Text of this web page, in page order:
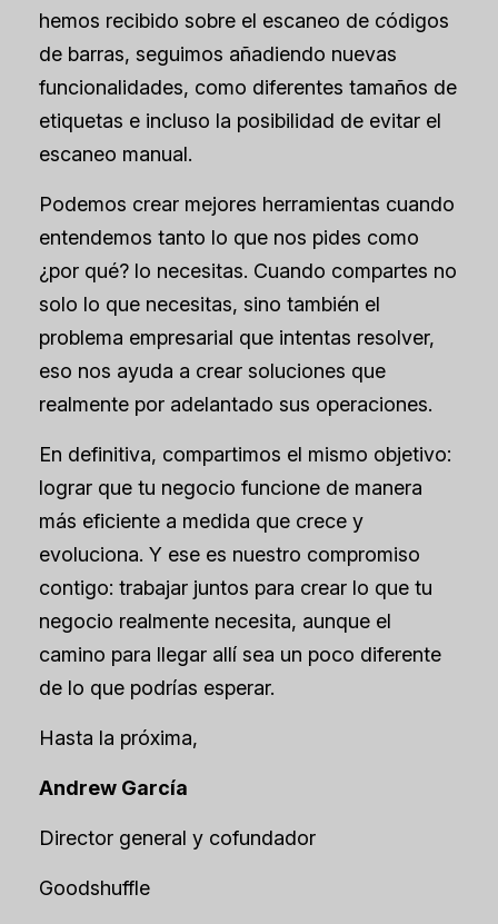
hemos recibido sobre el escaneo de códigos
de barras, seguimos añadiendo nuevas
funcionalidades, como diferentes tamaños de
etiquetas e incluso la posibilidad de evitar el
escaneo manual.
Podemos crear mejores herramientas cuando
entendemos tanto lo que nos pides como
¿por qué? lo necesitas. Cuando compartes no
solo lo que necesitas, sino también el
problema empresarial que intentas resolver,
eso nos ayuda a crear soluciones que
realmente por adelantado sus operaciones.
En definitiva, compartimos el mismo objetivo:
lograr que tu negocio funcione de manera
más eficiente a medida que crece y
evoluciona. Y ese es nuestro compromiso
contigo: trabajar juntos para crear lo que tu
negocio realmente necesita, aunque el
camino para llegar allí sea un poco diferente
de lo que podrías esperar.
Hasta la próxima,
Andrew García
Director general y cofundador
Goodshuffle